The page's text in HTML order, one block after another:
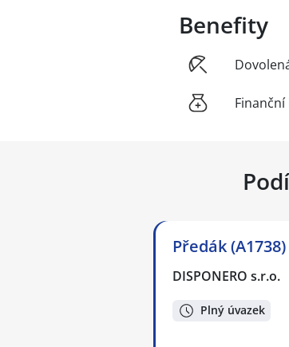
Benefity
Předák (A1738)
DISPONERO s.r.o.
Plný úvazek